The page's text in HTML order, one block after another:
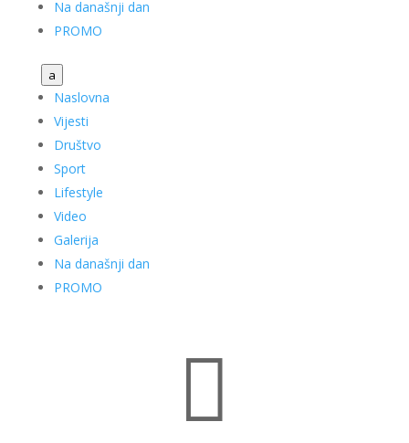
Na današnji dan
PROMO
a
Naslovna
Vijesti
Društvo
Sport
Lifestyle
Video
Galerija
Na današnji dan
PROMO
